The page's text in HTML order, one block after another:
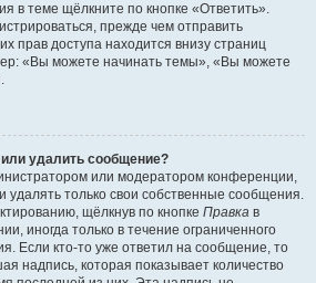
в теме щёлкните по кнопке «Ответить».
прежде чем отправить
прав доступа находится внизу страниц
«Вы можете начинать темы», «Вы можете
или удалить сообщение?
или модератором конференции,
удалять только свои собственные сообщения.
щёлкнув по кнопке Правка в
иногда только в течение ограниченного
Если кто-то уже ответил на сообщение, то
надпись, которая показывает количество